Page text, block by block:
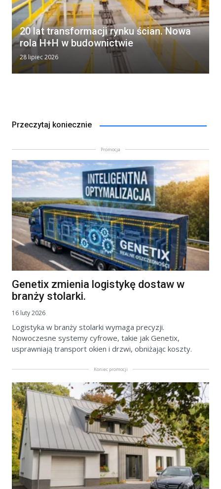
20 lat transformacji rynku ścian. Nowa
rola H+H w budownictwie
28 lipiec 2026
Przeczytaj koniecznie
Promocja
Genetix zmienia logistykę dostaw w
branży stolarki.
16 luty 2026
Logistyka w branży stolarki wymaga precyzji.
Nowoczesne systemy cyfrowe, takie jak Genetix,
usprawniają transport okien i drzwi, obniżając koszty.
Koniec promocji